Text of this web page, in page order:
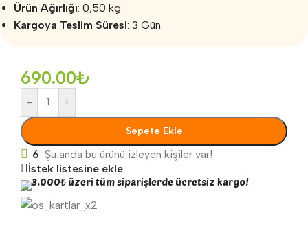
Ürün Ağırlığı: 0,50 kg
Kargoya Teslim Süresi: 3 Gün.
690.00₺
- +
Sepete Ekle
6 Şu anda bu ürünü izleyen kişiler var!
İstek listesine ekle
3.000₺ üzeri tüm siparişlerde ücretsiz kargo!